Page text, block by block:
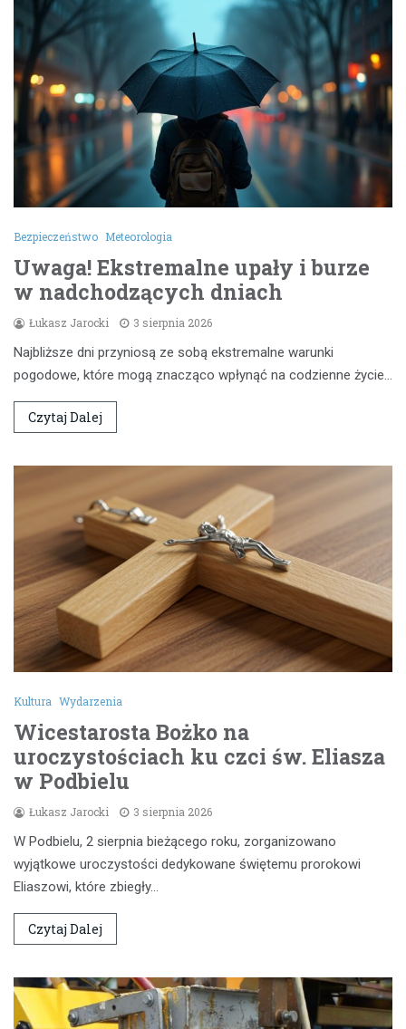
Bezpieczeństwo Meteorologia
Uwaga! Ekstremalne upały i burze
w nadchodzących dniach
Łukasz Jarocki 3 sierpnia 2026
Najbliższe dni przyniosą ze sobą ekstremalne warunki
pogodowe, które mogą znacząco wpłynąć na codzienne życie…
Czytaj Dalej
Kultura Wydarzenia
Wicestarosta Bożko na
uroczystościach ku czci św. Eliasza
w Podbielu
Łukasz Jarocki 3 sierpnia 2026
W Podbielu, 2 sierpnia bieżącego roku, zorganizowano
wyjątkowe uroczystości dedykowane świętemu prorokowi
Eliaszowi, które zbiegły…
Czytaj Dalej